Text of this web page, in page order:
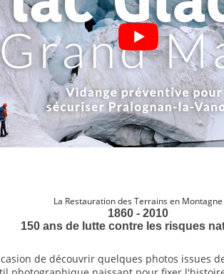
La Restauration des Terrains en Montagne
1860 - 2010
150 ans de lutte contre les risques
de découvrir quelques photos issues